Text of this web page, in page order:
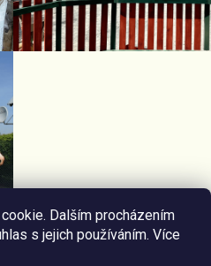
Dalším procházením
s jejich používáním. Více